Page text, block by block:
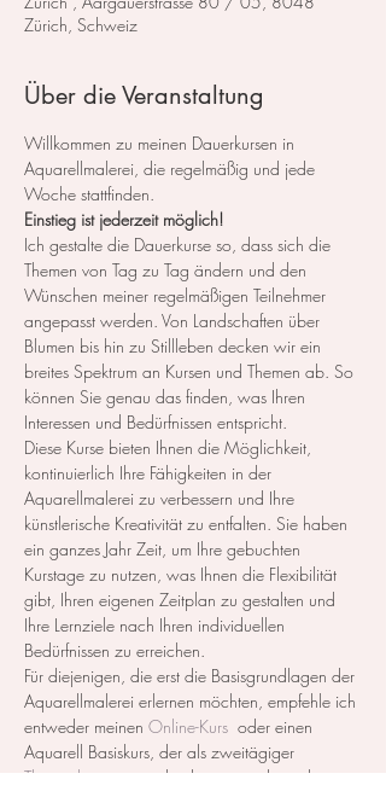
Zürich, Schweiz
Über die Veranstaltung
Willkommen zu meinen Dauerkursen in
Aquarellmalerei, die regelmäßig und jede
Woche stattfinden.
Einstieg ist jederzeit möglich!
Ich gestalte die Dauerkurse so, dass sich die
Themen von Tag zu Tag ändern und den
Wünschen meiner regelmäßigen Teilnehmer
angepasst werden. Von Landschaften über
Blumen bis hin zu Stillleben decken wir ein
breites Spektrum an Kursen und Themen ab. So
können Sie genau das finden, was Ihren
Interessen und Bedürfnissen entspricht.
Diese Kurse bieten Ihnen die Möglichkeit,
kontinuierlich Ihre Fähigkeiten in der
Aquarellmalerei zu verbessern und Ihre
künstlerische Kreativität zu entfalten. Sie haben
ein ganzes Jahr Zeit, um Ihre gebuchten
Kurstage zu nutzen, was Ihnen die Flexibilität
gibt, Ihren eigenen Zeitplan zu gestalten und
Ihre Lernziele nach Ihren individuellen
Bedürfnissen zu erreichen.
Für diejenigen, die erst die Basisgrundlagen der
Aquarellmalerei erlernen möchten, empfehle ich
entweder meinen Online-Kurs oder einen
Aquarell Basiskurs, der als zweitägiger
Themenkurs
ausgeschrieben ist, zu besuchen.